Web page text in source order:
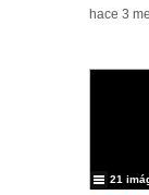
-hace 3
21